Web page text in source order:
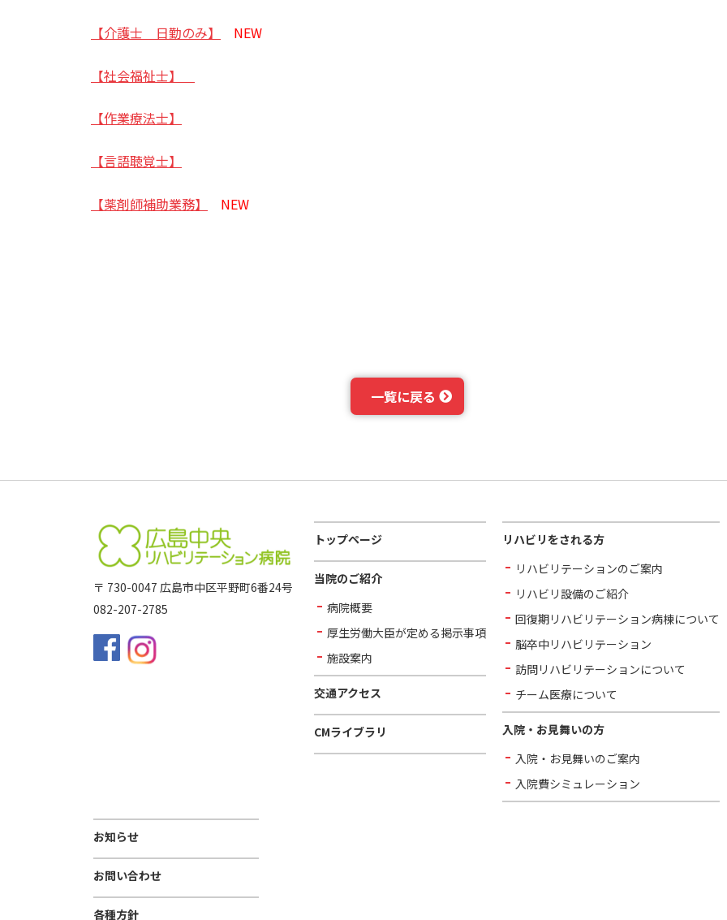
【介護士 日勤のみ】 NEW
【社会福祉士】
【作業療法士】
【言語聴覚士】
【薬剤師補助業務】 NEW
一覧に戻る
〒 730-0047 広島市中区平野町6番24号
082-207-2785
トップページ
当院のご紹介
病院概要
厚生労働大臣が定める掲示事項
施設案内
交通アクセス
CMライブラリ
リハビリをされる方
リハビリテーションのご案内
リハビリ設備のご紹介
回復期リハビリテーション病棟について
脳卒中リハビリテーション
訪問リハビリテーションについて
チーム医療について
入院・お見舞いの方
入院・お見舞いのご案内
入院費シミュレーション
お知らせ
お問い合わせ
各種方針